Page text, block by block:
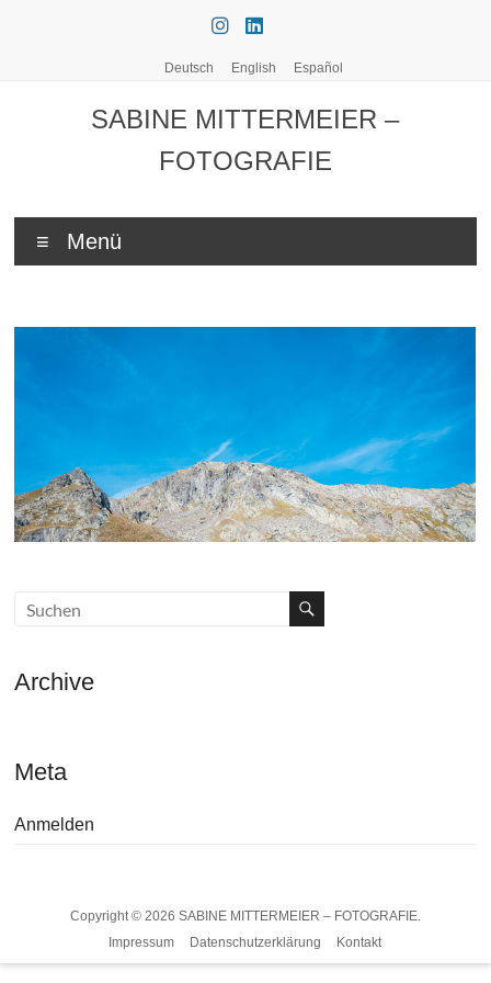
Deutsch English Español
SABINE MITTERMEIER –
FOTOGRAFIE
Menü
Archive
Meta
Anmelden
Copyright © 2026 SABINE MITTERMEIER – FOTOGRAFIE.
Impressum
Datenschutzerklärung Kontakt